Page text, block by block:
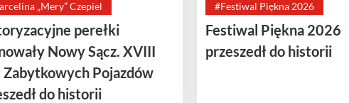
„Mery” Czepiel
perełki
Nowy Sącz. XVIII
Zabytkowych Pojazdów
do historii
#Festiwal Piękna 2026
Festiwal Piękna 2026
przeszedł do historii